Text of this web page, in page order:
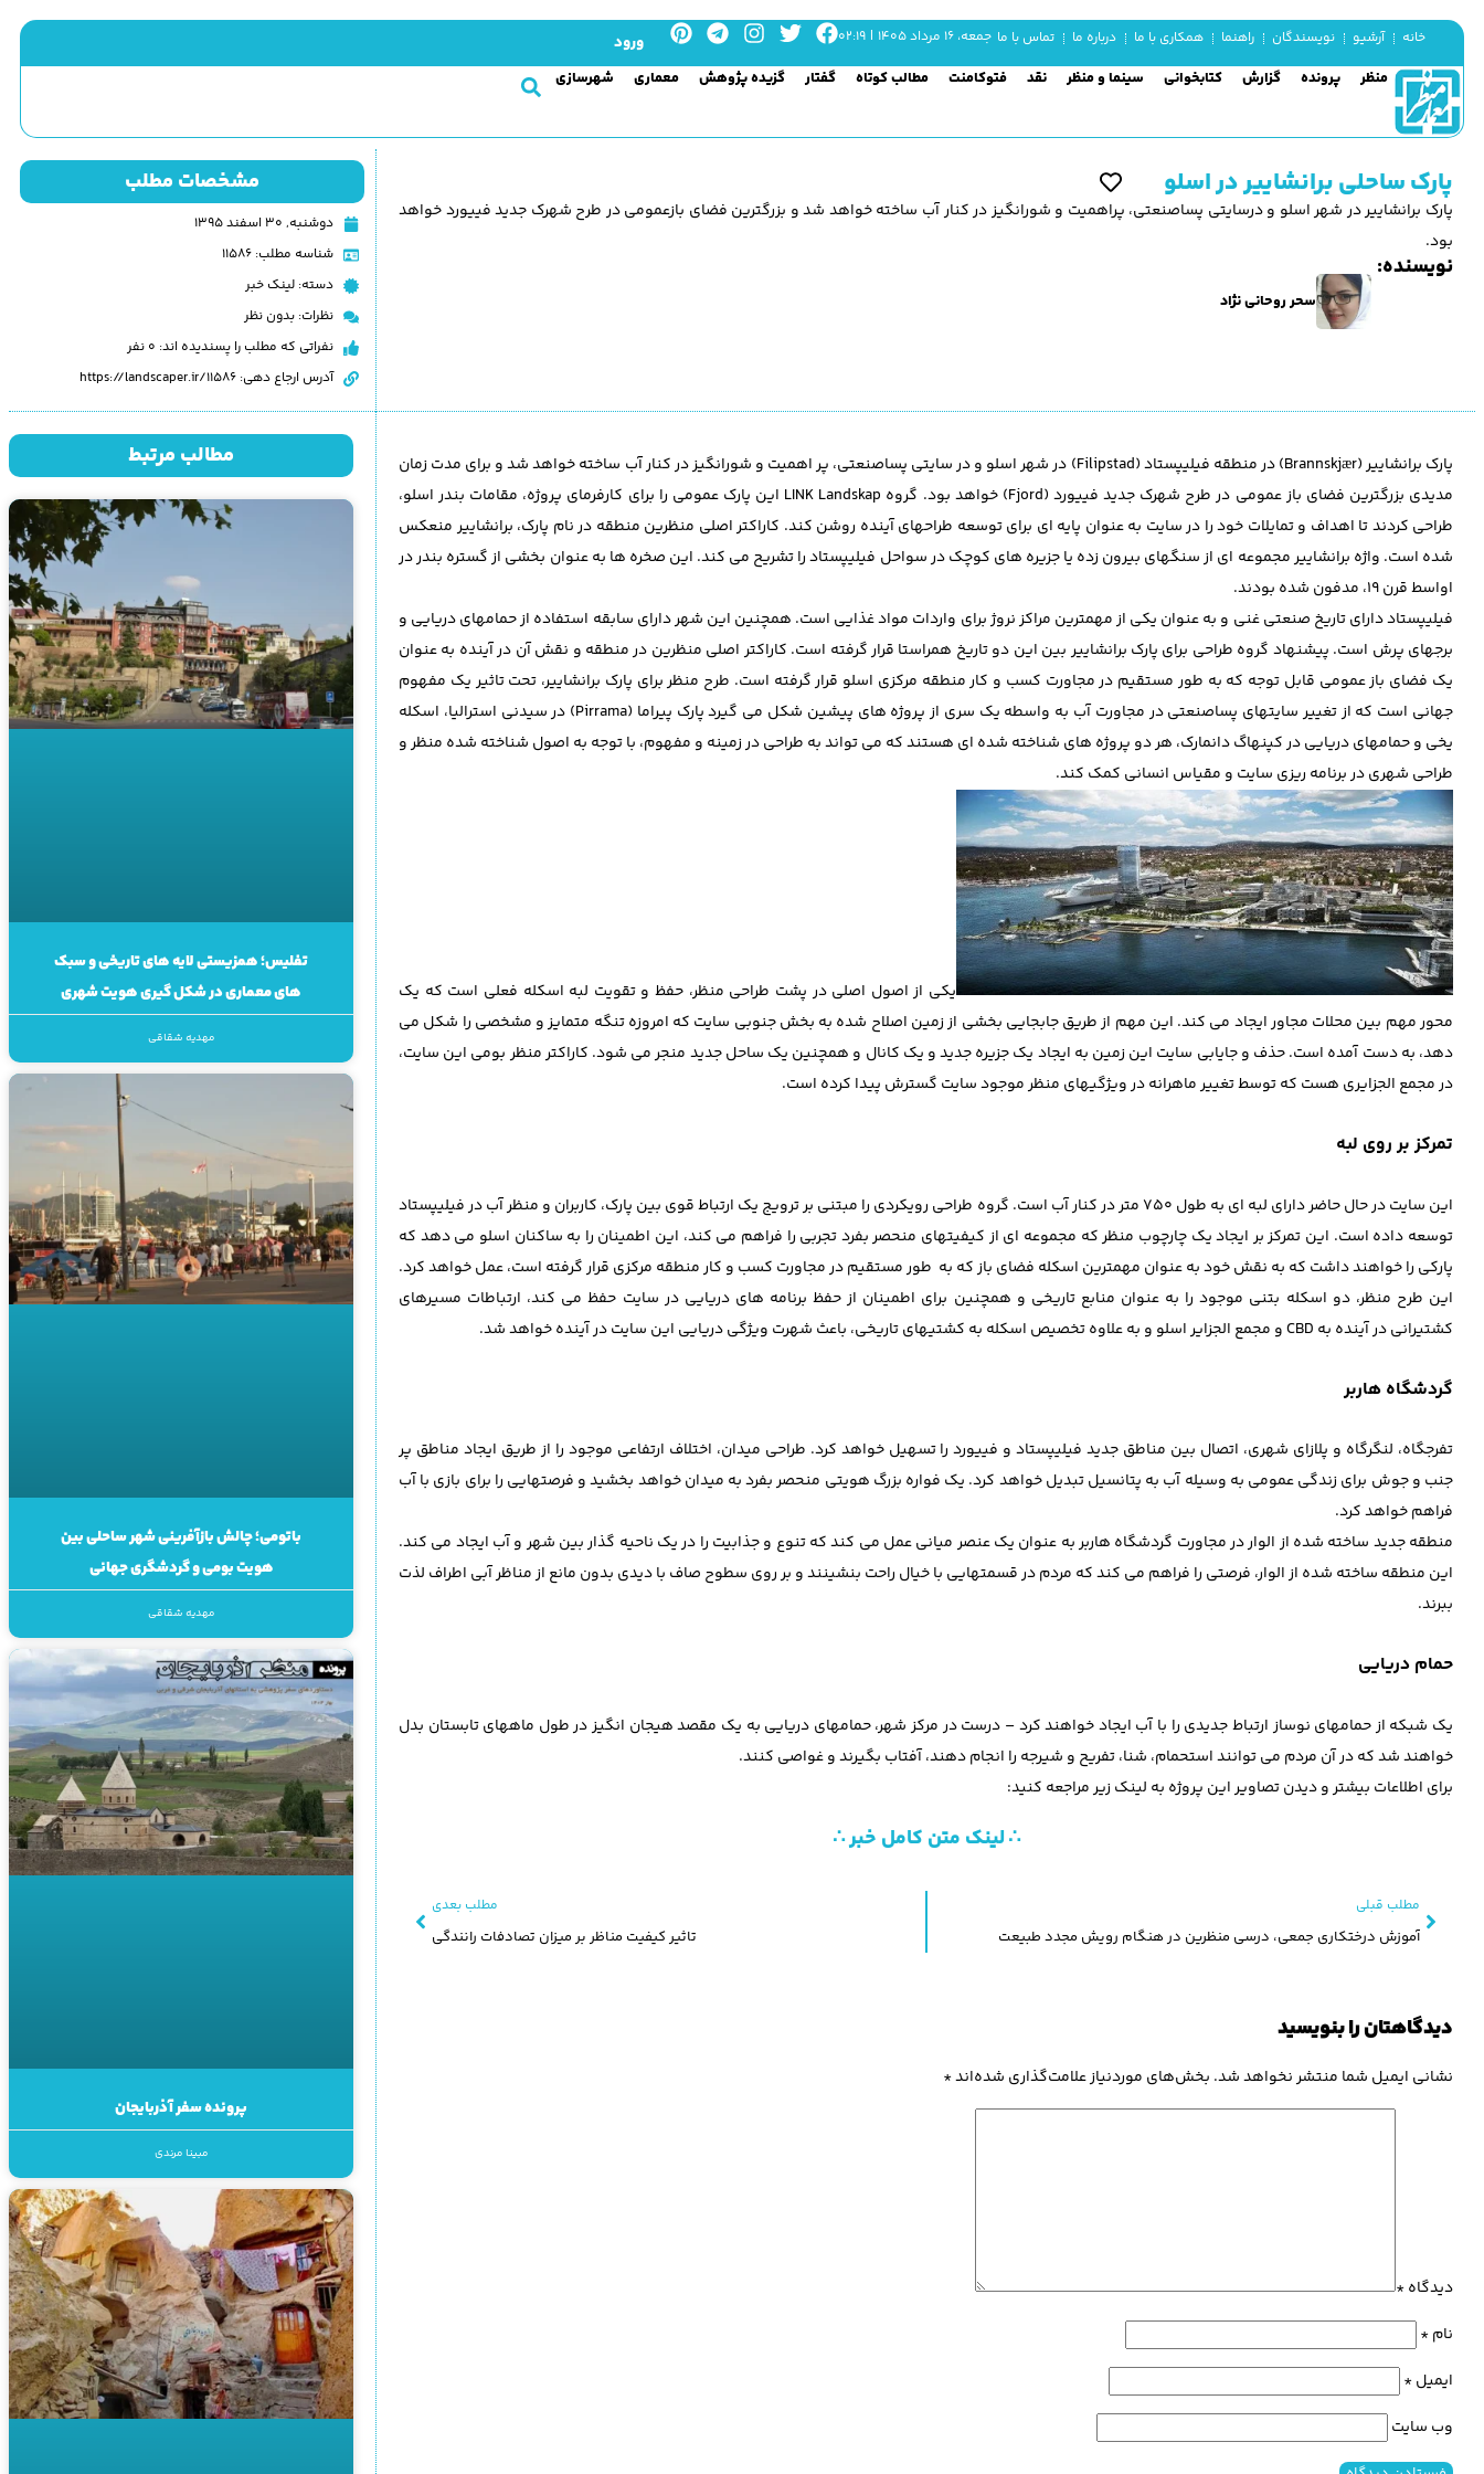
خانه آرشیو نویسندگان راهنما همکاری با ما درباره ما تماس با ما جمعه، ۱۶ مرداد ۱۴۰۵ | ۰۲:۱۹ ورود
منظر پرونده گزارش کتابخوانی سینما و منظر نقد فتوکامنت مطالب کوتاه گفتار گزیده پژوهش معماری شهرسازی
پارک ساحلی برانشاییر در اسلو
پارک برانشاییر در شهر اسلو و درسایتی پساصنعتی، پراهمیت و شورانگیز در کنار آب ساخته خواهد شد و بزرگترین فضای بازعمومی در طرح شهرک جدید فییورد خواهد
بود.
نویسنده:
سحر روحانی نژاد
مشخصات مطلب
دوشنبه, ۳۰ اسفند ۱۳۹۵
شناسه مطلب: 11586
دسته: لینک خبر
نظرات: بدون نظر
نفراتی که مطلب را پسندیده اند: 0 نفر
آدرس ارجاع دهی: https://landscaper.ir/11586
پارک برانشاییر (Brannskjær) در منطقه فیلیپستاد (Filipstad) در شهر اسلو و در سایتی پساصنعتی، پر اهمیت و شورانگیز در کنار آب ساخته خواهد شد و برای مدت زمان
مدیدی بزرگترین فضای باز عمومی در طرح شهرک جدید فییورد (Fjord) خواهد بود. گروه LINK Landskap این پارک عمومی را برای کارفرمای پروژه، مقامات بندر اسلو،
طراحی کردند تا اهداف و تمایلات خود را در سایت به عنوان پایه ای برای توسعه طراحهای آینده روشن کند. کاراکتر اصلی منظرین منطقه در نام پارک، برانشاییر منعکس
شده است. واژه برانشاییر مجموعه ای از سنگهای بیرون زده یا جزیره های کوچک در سواحل فیلیپستاد را تشریح می کند. این صخره ها به عنوان بخشی از گستره بندر در
اواسط قرن 19، مدفون شده بودند.
فیلیپستاد دارای تاریخ صنعتی غنی و به عنوان یکی از مهمترین مراکز نروژ برای واردات مواد غذایی است. همچنین این شهر دارای سابقه استفاده از حمامهای دریایی و
برجهای پرش است. پیشنهاد گروه طراحی برای پارک برانشاییر بین این دو تاریخ همراستا قرار گرفته است. کاراکتر اصلی منظرین در منطقه و نقش آن در آینده به عنوان
یک فضای باز عمومی قابل توجه که به طور مستقیم در مجاورت کسب و کار منطقه مرکزی اسلو قرار گرفته است. طرح منظر برای پارک برانشاییر، تحت تاثیر یک مفهوم
جهانی است که از تغییر سایتهای پساصنعتی در مجاورت آب به واسطه یک سری از پروژه های پیشین شکل می گیرد پارک پیراما (Pirrama) در سیدنی استرالیا، اسکله
یخی و حمامهای دریایی در کپنهاگ دانمارک، هر دو پروژه های شناخته شده ای هستند که می تواند به طراحی در زمینه و مفهوم، با توجه به اصول شناخته شده منظر و
طراحی شهری در برنامه ریزی سایت و مقیاس انسانی کمک کند.
یکی از اصول اصلی در پشت طراحی منظر، حفظ و تقویت لبه اسکله فعلی است که یک
محور مهم بین محلات مجاور ایجاد می کند. این مهم از طریق جابجایی بخشی از زمین اصلاح شده به بخش جنوبی سایت که امروزه تنگه متمایز و مشخصی را شکل می
دهد، به دست آمده است. حذف و جایابی سایت این زمین به ایجاد یک جزیره جدید و یک کانال و همچنین یک ساحل جدید منجر می شود. کاراکتر منظر بومی این سایت،
در مجمع الجزایری هست که توسط تغییر ماهرانه در ویژگیهای منظر موجود سایت گسترش پیدا کرده است.
تمرکز بر روی لبه
این سایت در حال حاضر دارای لبه ای به طول 750 متر در کنار آب است. گروه طراحی رویکردی را مبتنی بر ترویج یک ارتباط قوی بین پارک، کاربران و منظر آب در فیلیپستاد
توسعه داده است. این تمرکز بر ایجاد یک چارچوب منظر که مجموعه ای از کیفیتهای منحصر بفرد تجربی را فراهم می کند، این اطمینان را به ساکنان اسلو می دهد که
پارکی را خواهند داشت که به نقش خود به عنوان مهمترین اسکله فضای باز که به طور مستقیم در مجاورت کسب و کار منطقه مرکزی قرار گرفته است، عمل خواهد کرد.
این طرح منظر، دو اسکله بتنی موجود را به عنوان منابع تاریخی و همچنین برای اطمینان از حفظ برنامه های دریایی در سایت حفظ می کند، ارتباطات مسیرهای
کشتیرانی در آینده به CBD و مجمع الجزایر اسلو و به علاوه تخصیص اسکله به کشتیهای تاریخی، باعث شهرت ویژگی دریایی این سایت در آینده خواهد شد.
گردشگاه هاربر
تفرجگاه، لنگرگاه و پلازای شهری، اتصال بین مناطق جدید فیلیپستاد و فییورد را تسهیل خواهد کرد. طراحی میدان، اختلاف ارتفاعی موجود را از طریق ایجاد مناطق پر
جنب و جوش برای زندگی عمومی به وسیله آب به پتانسیل تبدیل خواهد کرد. یک فواره بزرگ هویتی منحصر بفرد به میدان خواهد بخشید و فرصتهایی را برای بازی با آب
فراهم خواهد کرد.
منطقه جدید ساخته شده از الوار در مجاورت گردشگاه هاربر به عنوان یک عنصر میانی عمل می کند که تنوع و جذابیت را در یک ناحیه گذار بین شهر و آب ایجاد می کند.
این منطقه ساخته شده از الوار، فرصتی را فراهم می کند که مردم در قسمتهایی با خیال راحت بنشینند و بر روی سطوح صاف با دیدی بدون مانع از مناظر آبی اطراف لذت
ببرند.
حمام دریایی
یک شبکه از حمامهای نوساز ارتباط جدیدی را با آب ایجاد خواهند کرد – درست در مرکز شهر، حمامهای دریایی به یک مقصد هیجان انگیز در طول ماههای تابستان بدل
خواهند شد که در آن مردم می توانند استحمام، شنا، تفریح و شیرجه را انجام دهند، آفتاب بگیرند و غواصی کنند.
برای اطلاعات بیشتر و دیدن تصاویر این پروژه به لینک زیر مراجعه کنید:
∴ لینک متن کامل خبر ∴
مطلب قبلی
آموزش درختکاری جمعی، درسی منظرین در هنگام رویش مجدد طبیعت
مطلب بعدی
تاثیر کیفیت مناظر بر میزان تصادفات رانندگی
دیدگاهتان را بنویسید
نشانی ایمیل شما منتشر نخواهد شد. بخش‌های موردنیاز علامت‌گذاری شده‌اند*
دیدگاه*
نام*
ایمیل*
وب‌ سایت
مطالب مرتبط
تفلیس؛ همزیستی لایه های تاریخی و سبک
های معماری در شکل گیری هویت شهری
مهدیه شقاقی
باتومی؛ چالش بازآفرینی شهر ساحلی بین
هویت بومی و گردشگری جهانی
مهدیه شقاقی
پرونده سفر آذربایجان
مبینا مرندی